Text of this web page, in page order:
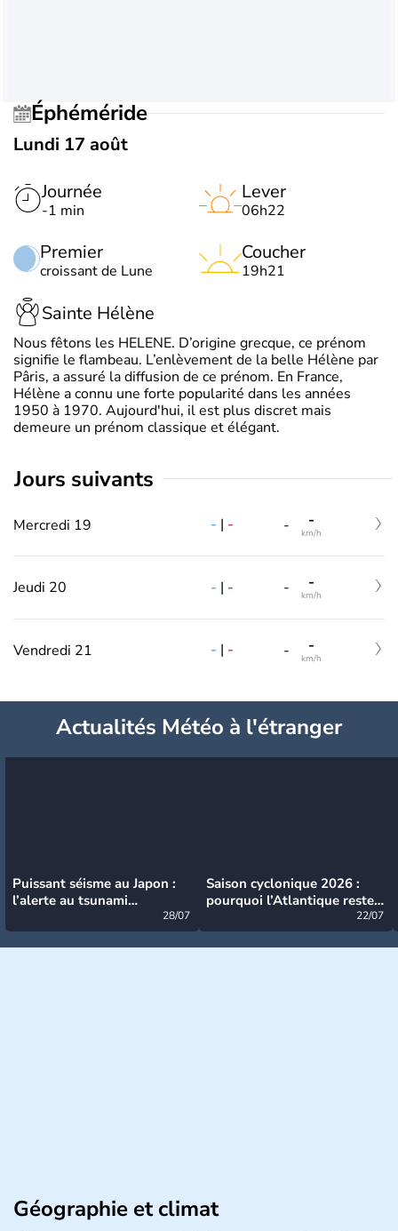
Éphéméride
Lundi 17 août
Journée
-1 min
Premier
croissant de Lune
Lever
06h22
Coucher
19h21
Sainte Hélène
Nous fêtons les HELENE. D’origine grecque, ce prénom
signifie le flambeau. L’enlèvement de la belle Hélène par
Pâris, a assuré la diffusion de ce prénom. En France,
Hélène a connu une forte popularité dans les années
1950 à 1970. Aujourd'hui, il est plus discret mais
demeure un prénom classique et élégant.
jours suivants
Mercredi 19 - | - - -
km/h
Jeudi 20 - | - - -
km/h
Vendredi 21 - | - - -
km/h
Actualités Météo à l'étranger
Puissant séisme au Japon :
l’alerte au tsunami
28/07
Saison cyclonique 2026 :
pourquoi l’Atlantique reste
22/07
Géographie et climat